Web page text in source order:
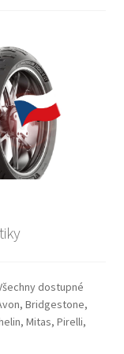
dostupné
Bridgestone,
Mitas, Pirelli,